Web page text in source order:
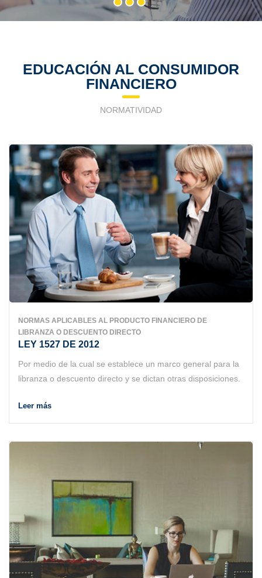
EDUCACIÓN AL CONSUMIDOR
FINANCIERO
NORMATIVIDAD
NORMAS APLICABLES AL PRODUCTO FINANCIERO DE
LIBRANZA O DESCUENTO DIRECTO
LEY 1527 DE 2012
Por medio de la cual se establece un marco general para la
libranza o descuento directo y se dictan otras disposiciones.
Leer más